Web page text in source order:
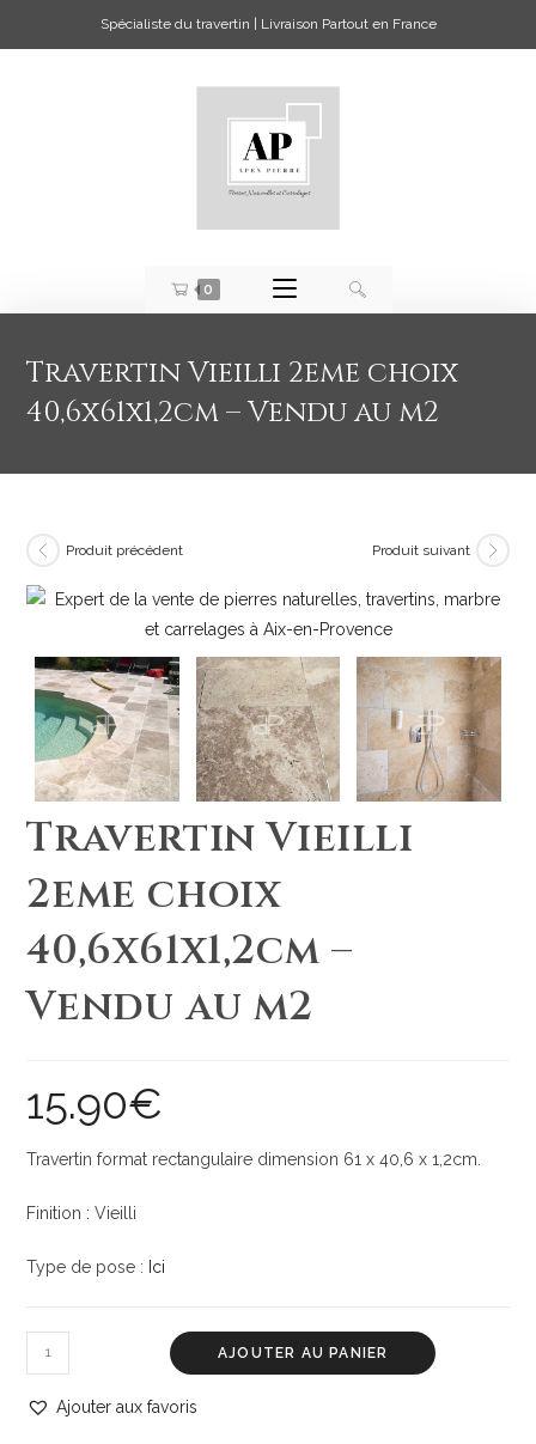
Spécialiste du travertin | Livraison Partout en France
0
Travertin Vieilli 2eme choix
40,6x61x1,2cm – Vendu au m2
Produit précédent Produit suivant
Travertin Vieilli
2eme choix
40,6x61x1,2cm –
Vendu au m2
15.90€
Travertin format rectangulaire dimension 61 x 40,6 x 1,2cm.
Finition : Vieilli
Type de pose : Ici
AJOUTER AU PANIER
Ajouter aux favoris